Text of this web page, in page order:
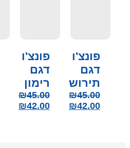
פונצ'ו
דגם
תירוש
₪45.00
₪42.00
פונצ'ו
דגם
רימון
₪45.00
₪42.00